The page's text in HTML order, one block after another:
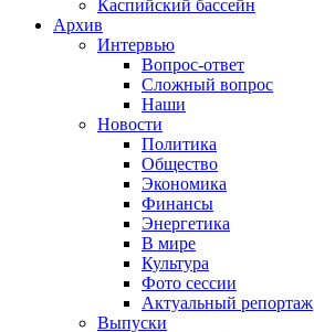
Каспийский бассейн
Архив
Интервью
Вопрос-ответ
Сложный вопрос
Наши
Новости
Политика
Общество
Экономика
Финансы
Энергетика
В мире
Культура
Фото сессии
Актуальный репортаж
Выпуски